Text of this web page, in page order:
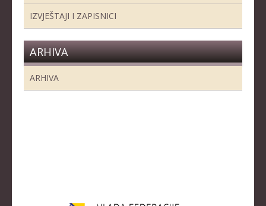
DOKUMENTI
BILTENI TAKMIČENJA
IZVJEŠTAJI I ZAPISNICI
ARHIVA
ARHIVA